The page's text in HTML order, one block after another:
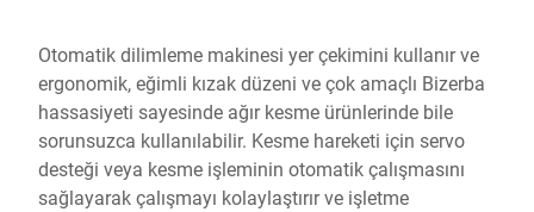
Otomatik dilimleme makinesi yer çekimini kullanır ve
ergonomik, eğimli kızak düzeni ve çok amaçlı Bizerba
hassasiyeti sayesinde ağır kesme ürünlerinde bile
sorunsuzca kullanılabilir. Kesme hareketi için servo
desteği veya kesme işleminin otomatik çalışmasını
sağlayarak çalışmayı kolaylaştırır ve işletme